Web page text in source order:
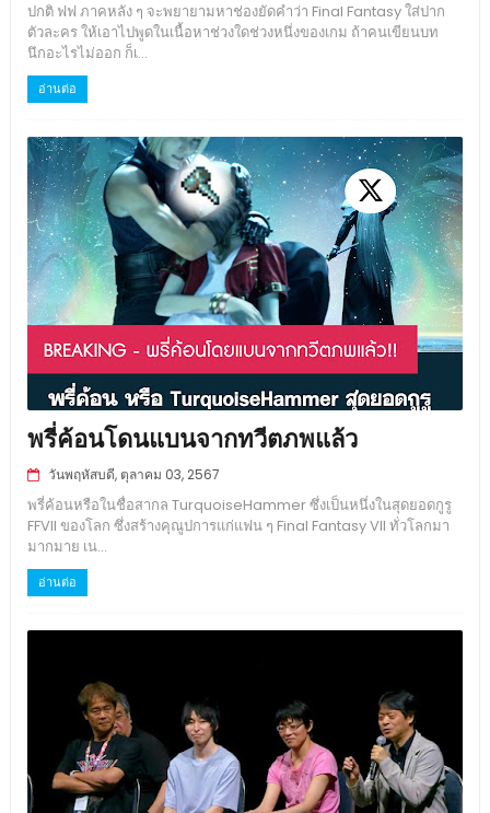
ปกติ ฟฟ ภาคหลัง ๆ จะพยายามหาช่องยัดคำว่า Final Fantasy ใส่ปาก
ตัวละคร ให้เอาไปพูดในเนื้อหาช่วงใดช่วงหนึ่งของเกม ถ้าคนเขียนบท
นึกอะไรไม่ออก ก็เ...
อ่านต่อ
พรี่ค้อนโดนแบนจากทวีตภพแล้ว
วันพฤหัสบดี, ตุลาคม 03, 2567
พรี่ค้อนหรือในชื่อสากล TurquoiseHammer ซึ่งเป็นหนึ่งในสุดยอดกูรู
FFVII ของโลก ซึ่งสร้างคุณูปการแก่แฟน ๆ Final Fantasy VII ทั่วโลกมา
มากมาย เน...
อ่านต่อ